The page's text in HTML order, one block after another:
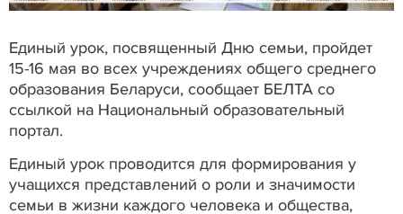
Единый урок, посвященный Дню семьи, пройдет
15-16 мая во всех учреждениях общего среднего
образования Беларуси, сообщает БЕЛТА со
ссылкой на Национальный образовательный
портал.
Единый урок проводится для формирования у
учащихся представлений о роли и значимости
семьи в жизни каждого человека и общества,